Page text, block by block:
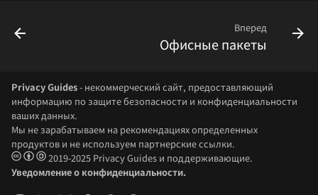
Вперед
Офисные пакеты
Privacy Guides- некоммерческий сайт, предоставляющий
информацию по защите безопасности и конфиденциальности
ваших данных.
Мы не зарабатываем на рекомендациях определенных
продуктов и не используем партнерские ссылки.
2019-2025 Privacy Guides и поддерживающие.
Уведомление о конфиденциальности.